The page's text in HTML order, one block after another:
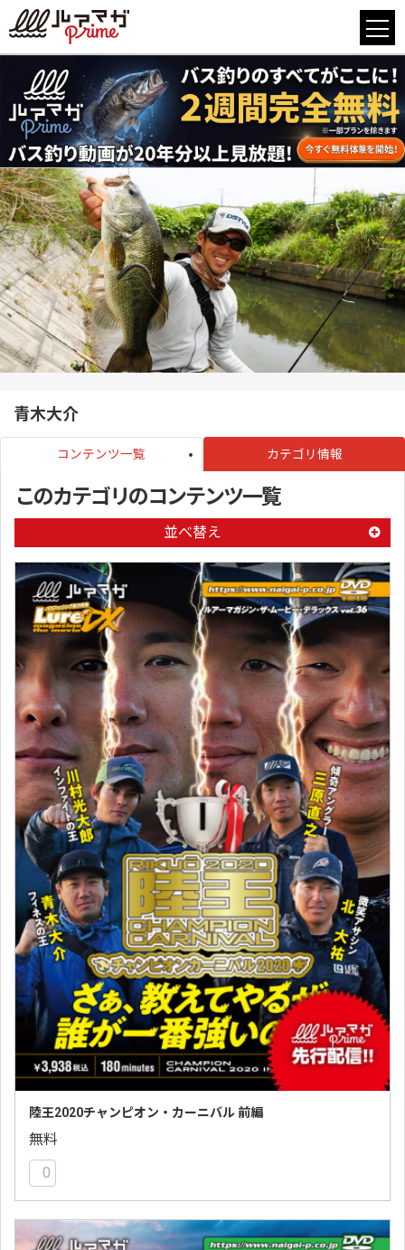
青木大介
コンテンツ一覧 カテゴリ情報
このカテゴリのコンテンツ一覧
並べ替え
陸王2020チャンピオン・カーニバル 前編
無料
0